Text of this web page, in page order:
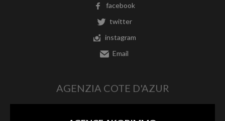
facebook
twitter
instagram
Email
AGENZIA COTE D'AZUR